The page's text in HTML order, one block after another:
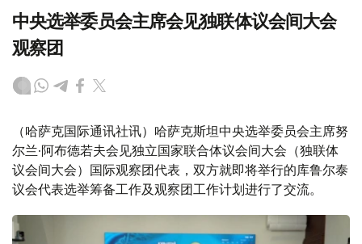
中央选举委员会主席会见独联体议会间大会
观察团
（哈萨克国际通讯社讯）哈萨克斯坦中央选举委员会主席努
尔兰·阿布德若夫会见独立国家联合体议会间大会（独联体
议会间大会）国际观察团代表，双方就即将举行的库鲁尔泰
议会代表选举筹备工作及观察团工作计划进行了交流。